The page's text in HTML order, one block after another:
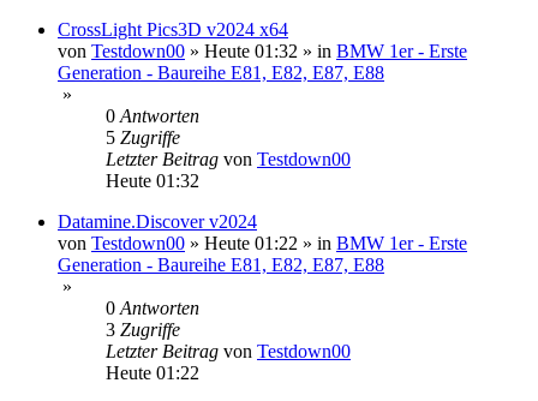
CrossLight Pics3D v2024 x64
von Testdown00 » Heute 01:32 » in BMW 1er - Erste
Generation - Baureihe E81, E82, E87, E88
»
0 Antworten
5 Zugriffe
Letzter Beitrag von Testdown00
Heute 01:32
Datamine.Discover v2024
von Testdown00 » Heute 01:22 » in BMW 1er - Erste
Generation - Baureihe E81, E82, E87, E88
»
0 Antworten
3 Zugriffe
Letzter Beitrag von Testdown00
Heute 01:22